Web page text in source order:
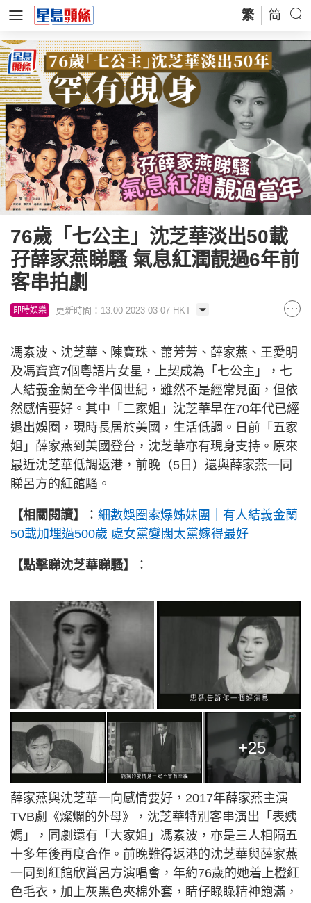
繁 简
76歲「七公主」沈芝華淡出50載
孖薛家燕睇騷 氣息紅潤靚過6年前
客串拍劇
即時娛樂 更新時間：13:00 2023-03-07 HKT
馮素波、沈芝華、陳寶珠、蕭芳芳、薛家燕、王愛明
及馮寶寶7個粵語片女星，上契成為「七公主」，七
人結義金蘭至今半個世紀，雖然不是經常見面，但依
然感情要好。其中「二家姐」沈芝華早在70年代已經
退出娛圈，現時長居於美國，生活低調。日前「五家
姐」薛家燕到美國登台，沈芝華亦有現身支持。原來
最近沈芝華低調返港，前晚（5日）還與薛家燕一同
睇呂方的紅館騷。
【相關閱讀】 ： 細數娛圈索爆姊妹團｜有人結義金蘭
50載加埋過500歲 處女黨變闊太黨嫁得最好
【點擊睇沈芝華睇騷】 ：
+25
薛家燕與沈芝華一向感情要好，2017年薛家燕主演
TVB劇《燦爛的外母》，沈芝華特別客串演出「表姨
媽」，同劇還有「大家姐」馮素波，亦是三人相隔五
十多年後再度合作。前晚難得返港的沈芝華與薛家燕
一同到紅館欣賞呂方演唱會，年約76歲的她着上橙紅
色毛衣，加上灰黑色夾棉外套，睛仔睩睩精神飽滿，